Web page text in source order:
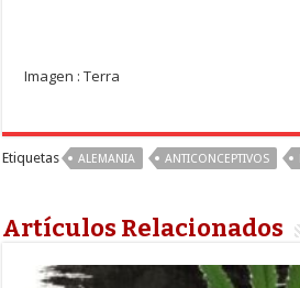
Imagen : Terra
Etiquetas ALEMANIA ANTICONCEPTIVOS
Artículos Relacionados